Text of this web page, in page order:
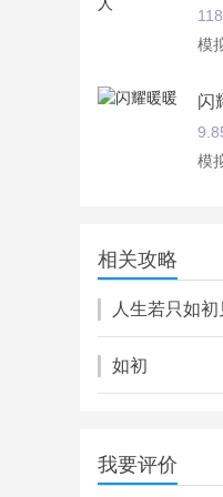
模
闪
模
模
相关攻略
人生若只如
如初
我要评价